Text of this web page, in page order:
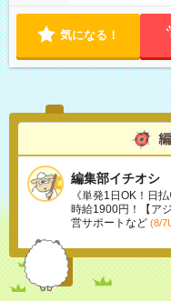
気になる！
編集部イチオシ
《単発1日OK！日
時給1900円！【ア
営サポートなど (8/